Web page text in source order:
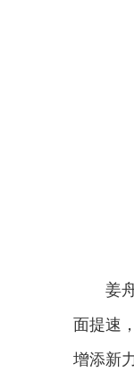
姜舟
面提速
增添新